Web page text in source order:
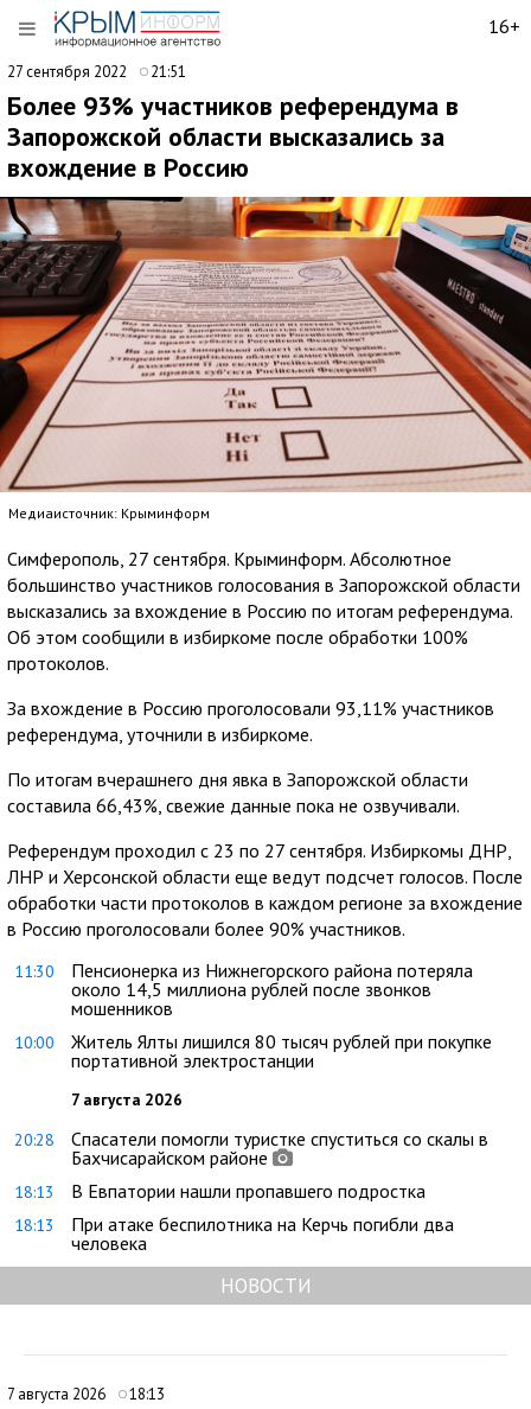
16+
27 сентября 2022 21:51
Более 93% участников референдума в
Запорожской области высказались за
вхождение в Россию
Медиаисточник: Крыминформ
Симферополь, 27 сентября. Крыминформ. Абсолютное
большинство участников голосования в Запорожской области
высказались за вхождение в Россию по итогам референдума.
Об этом сообщили в избиркоме после обработки 100%
протоколов.
За вхождение в Россию проголосовали 93,11% участников
референдума, уточнили в избиркоме.
По итогам вчерашнего дня явка в Запорожской области
составила 66,43%, свежие данные пока не озвучивали.
Референдум проходил с 23 по 27 сентября. Избиркомы ДНР,
ЛНР и Херсонской области еще ведут подсчет голосов. После
обработки части протоколов в каждом регионе за вхождение
в Россию проголосовали более 90% участников.
11:30
Пенсионерка из Нижнегорского района потеряла
около 14,5 миллиона рублей после звонков
мошенников
10:00
Житель Ялты лишился 80 тысяч рублей при покупке
портативной электростанции
7 августа 2026
20:28
Спасатели помогли туристке спуститься со скалы в
Бахчисарайском районе
18:13 В Евпатории нашли пропавшего подростка
18:13
При атаке беспилотника на Керчь погибли два
человека
НОВОСТИ
7 августа 2026 18:13